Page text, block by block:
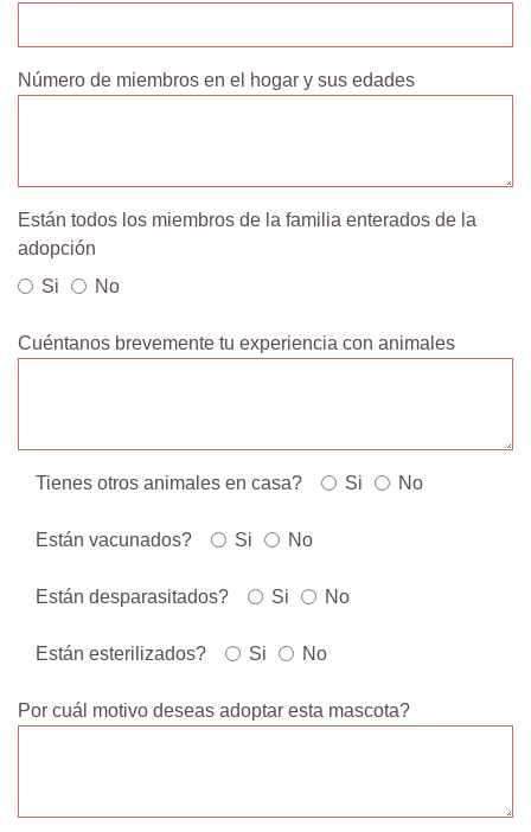
Número de miembros en el hogar y sus edades
Están todos los miembros de la familia enterados de la
adopción
Si
No
Cuéntanos brevemente tu experiencia con animales
Tienes otros animales en casa? Si No
Están vacunados? Si No
Están desparasitados? Si No
Están esterilizados? Si No
Por cuál motivo deseas adoptar esta mascota?